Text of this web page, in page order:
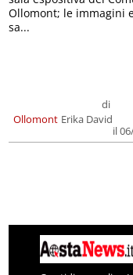
Ollomont
di
Erika David
il
Ollomont; le immagini
sa...